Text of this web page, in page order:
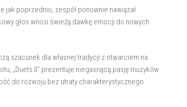
jak poprzednio, zespół ponownie nawiązał
głos wnosi świeżą dawkę emocji do nowych
szacunek dla własnej tradycji z otwarciem na
„Duets II” prezentuje niegasnącą pasję muzyków
do rozwoju bez utraty charakterystycznego